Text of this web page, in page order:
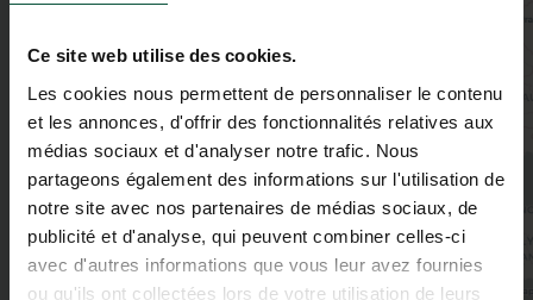
Ce site web utilise des cookies.
Les cookies nous permettent de personnaliser le contenu
et les annonces, d'offrir des fonctionnalités relatives aux
médias sociaux et d'analyser notre trafic. Nous
partageons également des informations sur l'utilisation de
notre site avec nos partenaires de médias sociaux, de
publicité et d'analyse, qui peuvent combiner celles-ci
avec d'autres informations que vous leur avez fournies
ou qu'ils ont collectées lors de votre utilisation de leurs
2
5
5
2
4
2